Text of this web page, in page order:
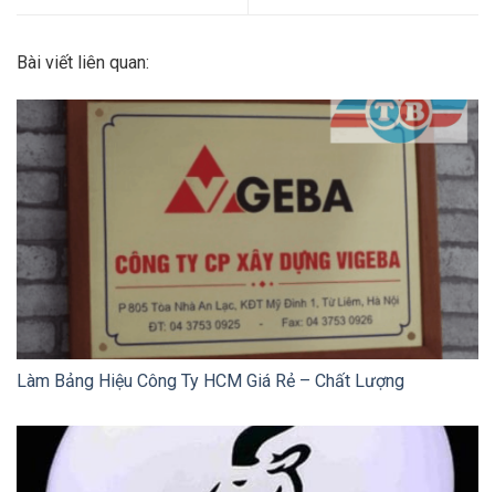
Bài viết liên quan:
Làm Bảng Hiệu Công Ty HCM Giá Rẻ – Chất Lượng